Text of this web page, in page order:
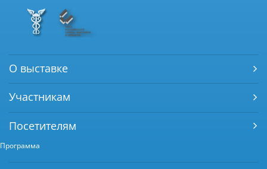
О выставке
Участникам
Посетителям
Программа